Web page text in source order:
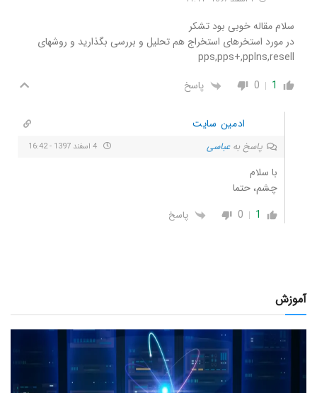
سلام مقاله خوبی بود تشکر
در مورد استخرهای استخراج هم تحلیل و بررسی بگذارید و روشهای
pps,pps+,pplns,resell
1
0 پاسخ
ادمین سایت
پاسخ بهعباسی
با سلام
چشم، حتما
1
0 پاسخ
آموزش